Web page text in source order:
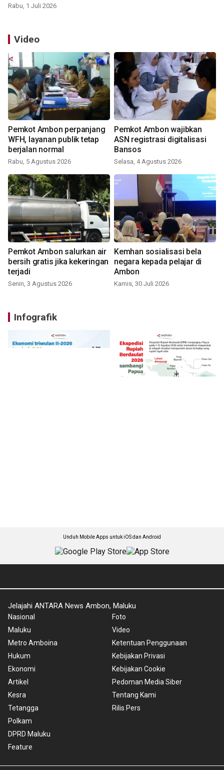
Rabu, 1 Juli 2026
Video
Pemkot Ambon perpanjang
WFH, layanan publik tetap
berjalan normal
Rabu, 5 Agustus 2026
Pemkot Ambon wajibkan
ASN registrasi digitalisasi
Bansos
Selasa, 4 Agustus 2026
Pemkot Ambon salurkan air
bersih gratis jika kekeringan
terjadi
Senin, 3 Agustus 2026
Kemhan sosialisasi bela
negara kepada pelajar di
Ambon
Kamis, 30 Juli 2026
Infografik
Unduh Mobile Apps untuk iOS dan Android
Jelajahi ANTARA News Ambon, Maluku
Nasional
Maluku
Metro Amboina
Hukum
Ekonomi
Artikel
Kesra
Tetangga
Polkam
DPRD Maluku
Feature
Foto
Video
Ketentuan Penggunaan
Kebijakan Privasi
Kebijakan Cookie
Pedoman Media Siber
Tentang Kami
Rilis Pers